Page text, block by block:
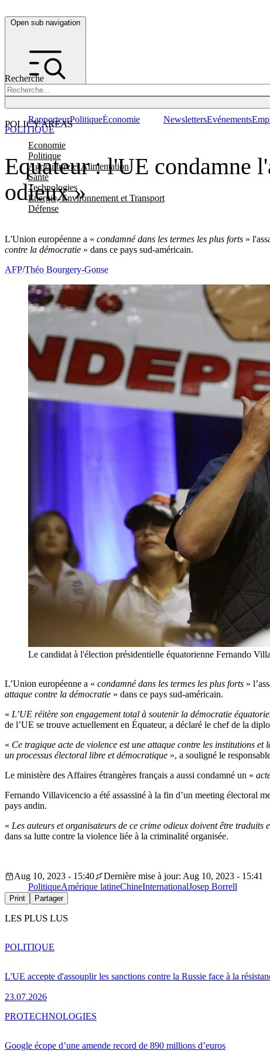
Open sub navigation
Recherche
POLICY AREAS
Economie
Politique
Agriculture et Alimentation
Santé
Technologies
Energie, Environnement et Transport
Défense
RapporteurPolitiqueÉconomie NewslettersEvénements
Equateur : l'UE condamne
odieux »
L'Union européenne a « condamné dans les termes les plus forts »
contre la démocratie » dans ce pays sud-américain.
POLITIQUE
AFP/Théo Bourgery-Gonse
Le candidat à l'élection présidentielle équatorienne Fernando
L’Union européenne a « condamné dans les termes les plus forts »
attaque contre la démocratie » dans ce pays sud-américain.
« L’UE réitère son engagement total à soutenir la démocratie
de l’UE se trouve actuellement en Équateur, a déclaré le chef de la
« Ce tragique acte de violence est une attaque contre les institutions
un processus électoral libre et démocratique », a souligné le
Le ministère des Affaires étrangères français a aussi condamné un «
Fernando Villavicencio a été assassiné à la fin d’un meeting électoral
pays andin.
« Les auteurs et organisateurs de ce crime odieux doivent être traduits
dans sa lutte contre la violence liée à la criminalité organisée.
Aug 10, 2023 - 15:40
Dernière mise à jour: Aug 10, 2023 - 15:41
PolitiqueAmérique latineChineInternationalJosep Borrell
Print Partager
LES PLUS LUS
L'UE accepte d'assouplir les sanctions contre la Russie face à la
23.07.2026
POLITIQUE
Google écope d’une amende record de 890 millions d’euros
PROTECHNOLOGIES